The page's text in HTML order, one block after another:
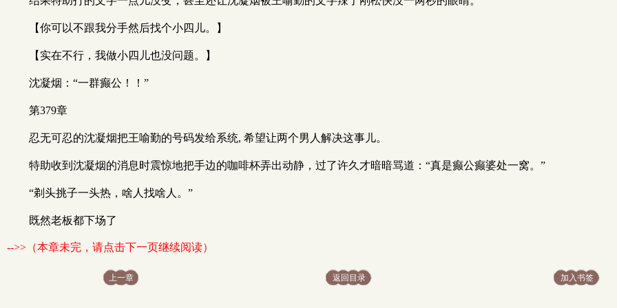
【你可以不跟我分手然后找个小四儿。】
【实在不行，我做小四儿也没问题。】
沈凝烟：“一群癫公！！”
第379章
忍无可忍的沈凝烟把王喻勤的号码发给系统, 希望让两个男人解决这事儿。
特助收到沈凝烟的消息时震惊地把手边的咖啡杯弄出动静，过了许久才暗暗骂道：“真是癫公癫婆处一窝。”
“剃头挑子一头热，啥人找啥人。”
既然老板都下场了
-->>（本章未完，请点击下一页继续阅读）
上一章 返回目录 加入书签